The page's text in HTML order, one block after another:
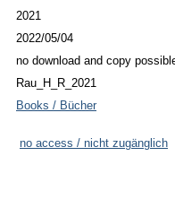
2021
2022/05/04
no download and copy
Rau_H_R_2021
Books / Bücher
no access / nicht zugänglich